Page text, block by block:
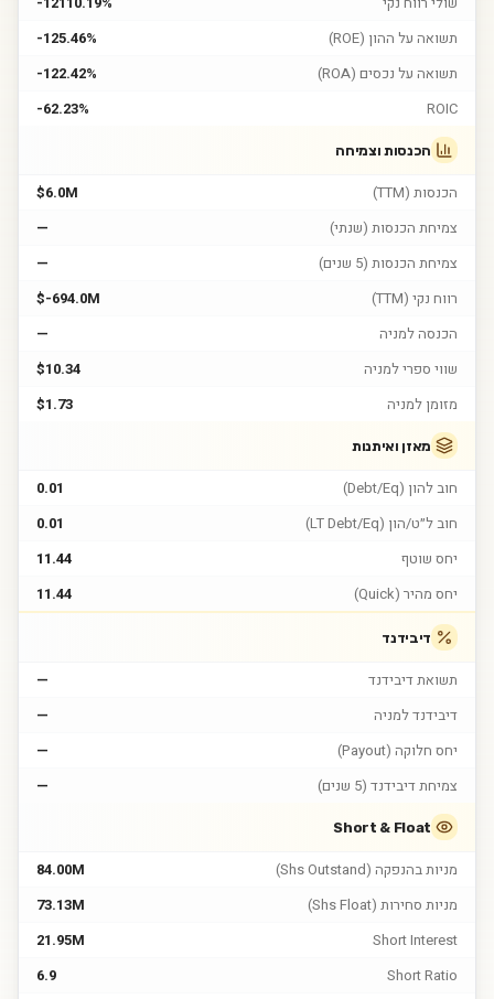
תשואה על ההון (ROE)
-125.46%
תשואה על נכסים (ROA)
-122.42%
ROIC
-62.23%
הכנסות וצמיחה
הכנסות (TTM)
$6.0M
צמיחת הכנסות (שנתי)
—
צמיחת הכנסות (5 שנים)
—
רווח נקי (TTM)
$-694.0M
הכנסה למניה
—
שווי ספרי למניה
$10.34
מזומן למניה
$1.73
מאזן ואיתנות
חוב להון (Debt/Eq)
0.01
חוב ל״ט/הון (LT Debt/Eq)
0.01
יחס שוטף
11.44
יחס מהיר (Quick)
11.44
דיבידנד
תשואת דיבידנד
—
דיבידנד למניה
—
יחס חלוקה (Payout)
—
צמיחת דיבידנד (5 שנים)
—
Short & Float
מניות בהנפקה (Shs Outstand)
84.00M
מניות סחירות (Shs Float)
73.13M
Short Interest
21.95M
Short Ratio
6.9